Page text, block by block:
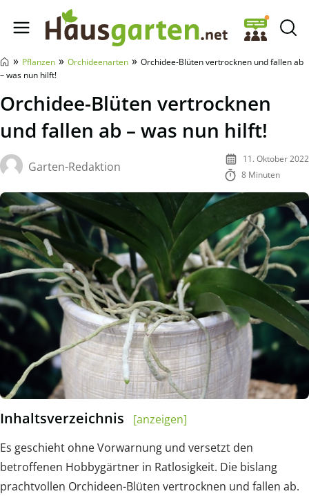
Hausgarten.net
» Pflanzen » Orchideenarten » Orchidee-Blüten vertrocknen und fallen ab
– was nun hilft!
Orchidee-Blüten vertrocknen
und fallen ab – was nun hilft!
Garten-Redaktion
11. Oktober 2022
8 Minuten
Inhaltsverzeichnis
[anzeigen]
Es geschieht ohne Vorwarnung und versetzt den
betroffenen Hobbygärtner in Ratlosigkeit. Die bislang
prachtvollen Orchideen-Blüten vertrocknen und fallen ab.